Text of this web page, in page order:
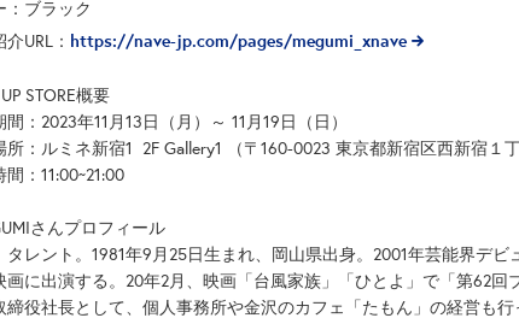
：ブラック
URL： https://nave-jp.com/pages/megumi_xnave
STORE概要
間：2023年11月13日（月）～ 11月19日（日）
所：ルミネ新宿1 2F Gallery1 （〒160-0023 東京都新宿区西新宿１丁
：11:00~21:00
さんプロフィール
タレント。1981年9月25日生まれ、岡山県出身。2001年芸能界デ
画に出演する。20年2月、映画「台風家族」「ひとよ」で「第62
締役社長として、個人事務所や金沢のカフェ「たもん」の経営も行